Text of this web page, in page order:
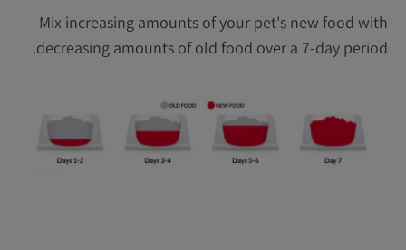
Mix increasing amounts of your pet's new food with
decreasing amounts of old food over a 7-day period.